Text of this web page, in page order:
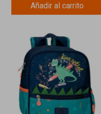
Añadir al carrito